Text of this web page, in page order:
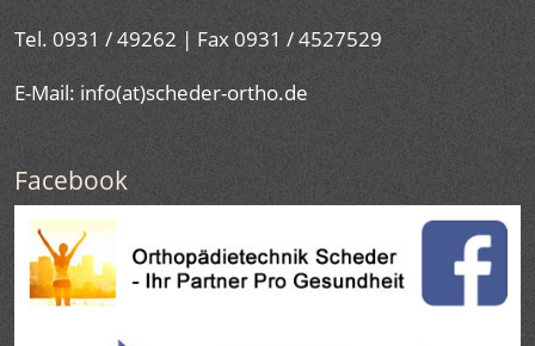
Tel. 0931 / 49262 | Fax 0931 / 4527529
E-Mail: info(at)scheder-ortho.de
Facebook